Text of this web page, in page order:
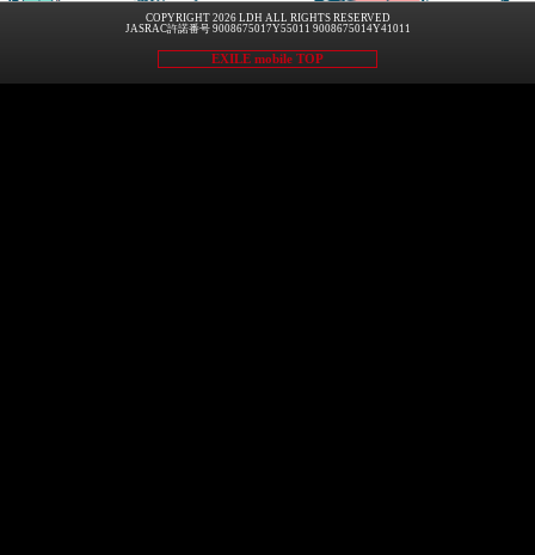
COPYRIGHT 2026 LDH ALL RIGHTS RESERVED
JASRAC許諾番号 9008675017Y55011 9008675014Y41011
EXILE mobile TOP